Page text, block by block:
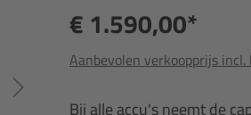
€ 1.590,00*
Aanbevolen verkoopprijs
Bij alle accu's neemt de